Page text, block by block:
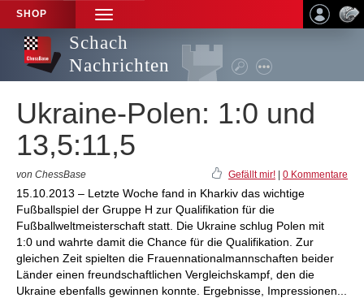
SHOP
TOGGLE
NAVIGATION
Schach
Nachrichten
Ukraine-Polen: 1:0 und
13,5:11,5
von ChessBase Gefällt mir! 0 Kommentare
15.10.2013 – Letzte Woche fand in Kharkiv das wichtige
Fußballspiel der Gruppe H zur Qualifikation für die
Fußballweltmeisterschaft statt. Die Ukraine schlug Polen mit
1:0 und wahrte damit die Chance für die Qualifikation. Zur
gleichen Zeit spielten die Frauennationalmannschaften beider
Länder einen freundschaftlichen Vergleichskampf, den die
Ukraine ebenfalls gewinnen konnte. Ergebnisse, Impressionen...